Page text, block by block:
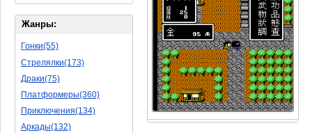
Жанры:
Гонки(55)
Стрелялки(173)
Драки(75)
Платформеры(360)
Приключения(134)
Аркады(132)